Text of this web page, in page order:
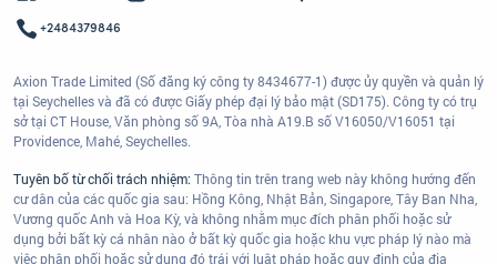
+2484379846
Axion Trade Limited (Số đăng ký công ty 8434677-1) được ủy quyền và quản lý
tại Seychelles và đã có được Giấy phép đại lý bảo mật (SD175). Công ty có trụ
sở tại CT House, Văn phòng số 9A, Tòa nhà A19.B số V16050/V16051 tại
Providence, Mahé, Seychelles.
Tuyên bố từ chối trách nhiệm: Thông tin trên trang web này không hướng đến
cư dân của các quốc gia sau: Hồng Kông, Nhật Bản, Singapore, Tây Ban Nha,
Vương quốc Anh và Hoa Kỳ, và không nhằm mục đích phân phối hoặc sử
dụng bởi bất kỳ cá nhân nào ở bất kỳ quốc gia hoặc khu vực pháp lý nào mà
việc phân phối hoặc sử dụng đó trái với luật pháp hoặc quy định của địa